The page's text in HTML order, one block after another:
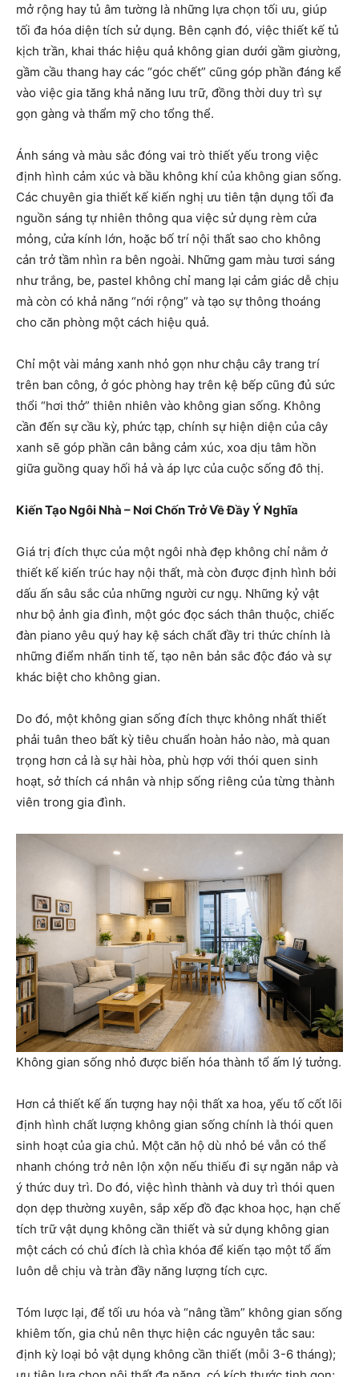
mở rộng hay tủ âm tường là những lựa chọn tối ưu, giúp
tối đa hóa diện tích sử dụng. Bên cạnh đó, việc thiết kế tủ
kịch trần, khai thác hiệu quả không gian dưới gầm giường,
gầm cầu thang hay các “góc chết” cũng góp phần đáng kể
vào việc gia tăng khả năng lưu trữ, đồng thời duy trì sự
gọn gàng và thẩm mỹ cho tổng thể.
Ánh sáng và màu sắc đóng vai trò thiết yếu trong việc
định hình cảm xúc và bầu không khí của không gian sống.
Các chuyên gia thiết kế kiến nghị ưu tiên tận dụng tối đa
nguồn sáng tự nhiên thông qua việc sử dụng rèm cửa
mỏng, cửa kính lớn, hoặc bố trí nội thất sao cho không
cản trở tầm nhìn ra bên ngoài. Những gam màu tươi sáng
như trắng, be, pastel không chỉ mang lại cảm giác dễ chịu
mà còn có khả năng “nới rộng” và tạo sự thông thoáng
cho căn phòng một cách hiệu quả.
Chỉ một vài mảng xanh nhỏ gọn như chậu cây trang trí
trên ban công, ở góc phòng hay trên kệ bếp cũng đủ sức
thổi “hơi thở” thiên nhiên vào không gian sống. Không
cần đến sự cầu kỳ, phức tạp, chính sự hiện diện của cây
xanh sẽ góp phần cân bằng cảm xúc, xoa dịu tâm hồn
giữa guồng quay hối hả và áp lực của cuộc sống đô thị.
Kiến Tạo Ngôi Nhà – Nơi Chốn Trở Về Đầy Ý Nghĩa
Giá trị đích thực của một ngôi nhà đẹp không chỉ nằm ở
thiết kế kiến trúc hay nội thất, mà còn được định hình bởi
dấu ấn sâu sắc của những người cư ngụ. Những kỷ vật
như bộ ảnh gia đình, một góc đọc sách thân thuộc, chiếc
đàn piano yêu quý hay kệ sách chất đầy tri thức chính là
những điểm nhấn tinh tế, tạo nên bản sắc độc đáo và sự
khác biệt cho không gian.
Do đó, một không gian sống đích thực không nhất thiết
phải tuân theo bất kỳ tiêu chuẩn hoàn hảo nào, mà quan
trọng hơn cả là sự hài hòa, phù hợp với thói quen sinh
hoạt, sở thích cá nhân và nhịp sống riêng của từng thành
viên trong gia đình.
Không gian sống nhỏ được biến hóa thành tổ ấm lý tưởng.
Hơn cả thiết kế ấn tượng hay nội thất xa hoa, yếu tố cốt lõi
định hình chất lượng không gian sống chính là thói quen
sinh hoạt của gia chủ. Một căn hộ dù nhỏ bé vẫn có thể
nhanh chóng trở nên lộn xộn nếu thiếu đi sự ngăn nắp và
ý thức duy trì. Do đó, việc hình thành và duy trì thói quen
dọn dẹp thường xuyên, sắp xếp đồ đạc khoa học, hạn chế
tích trữ vật dụng không cần thiết và sử dụng không gian
một cách có chủ đích là chìa khóa để kiến tạo một tổ ấm
luôn dễ chịu và tràn đầy năng lượng tích cực.
Tóm lược lại, để tối ưu hóa và “nâng tầm” không gian sống
khiêm tốn, gia chủ nên thực hiện các nguyên tắc sau:
định kỳ loại bỏ vật dụng không cần thiết (mỗi 3-6 tháng);